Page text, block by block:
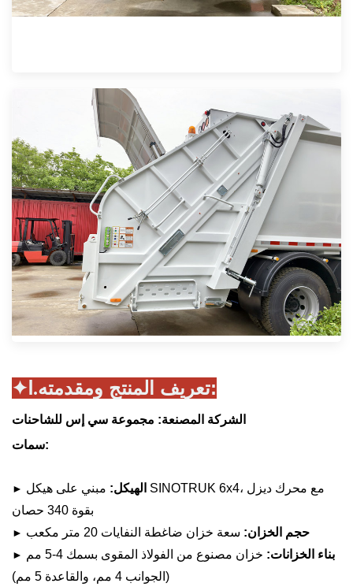
✦Ⅰ. تعريف المنتج ومقدمته:
الشركة المصنعة: مجموعة سي إس للشاحنات
سمات:
► الهيكل: مبني على هيكل SINOTRUK 6x4، مع محرك ديزل
بقوة 340 حصان
► حجم الخزان: سعة خزان ضاغطة النفايات 20 متر مكعب
► بناء الخزانات:
خزان مصنوع من الفولاذ المقوى بسمك 4-5 مم
(الجوانب 4 مم، والقاعدة 5 مم)